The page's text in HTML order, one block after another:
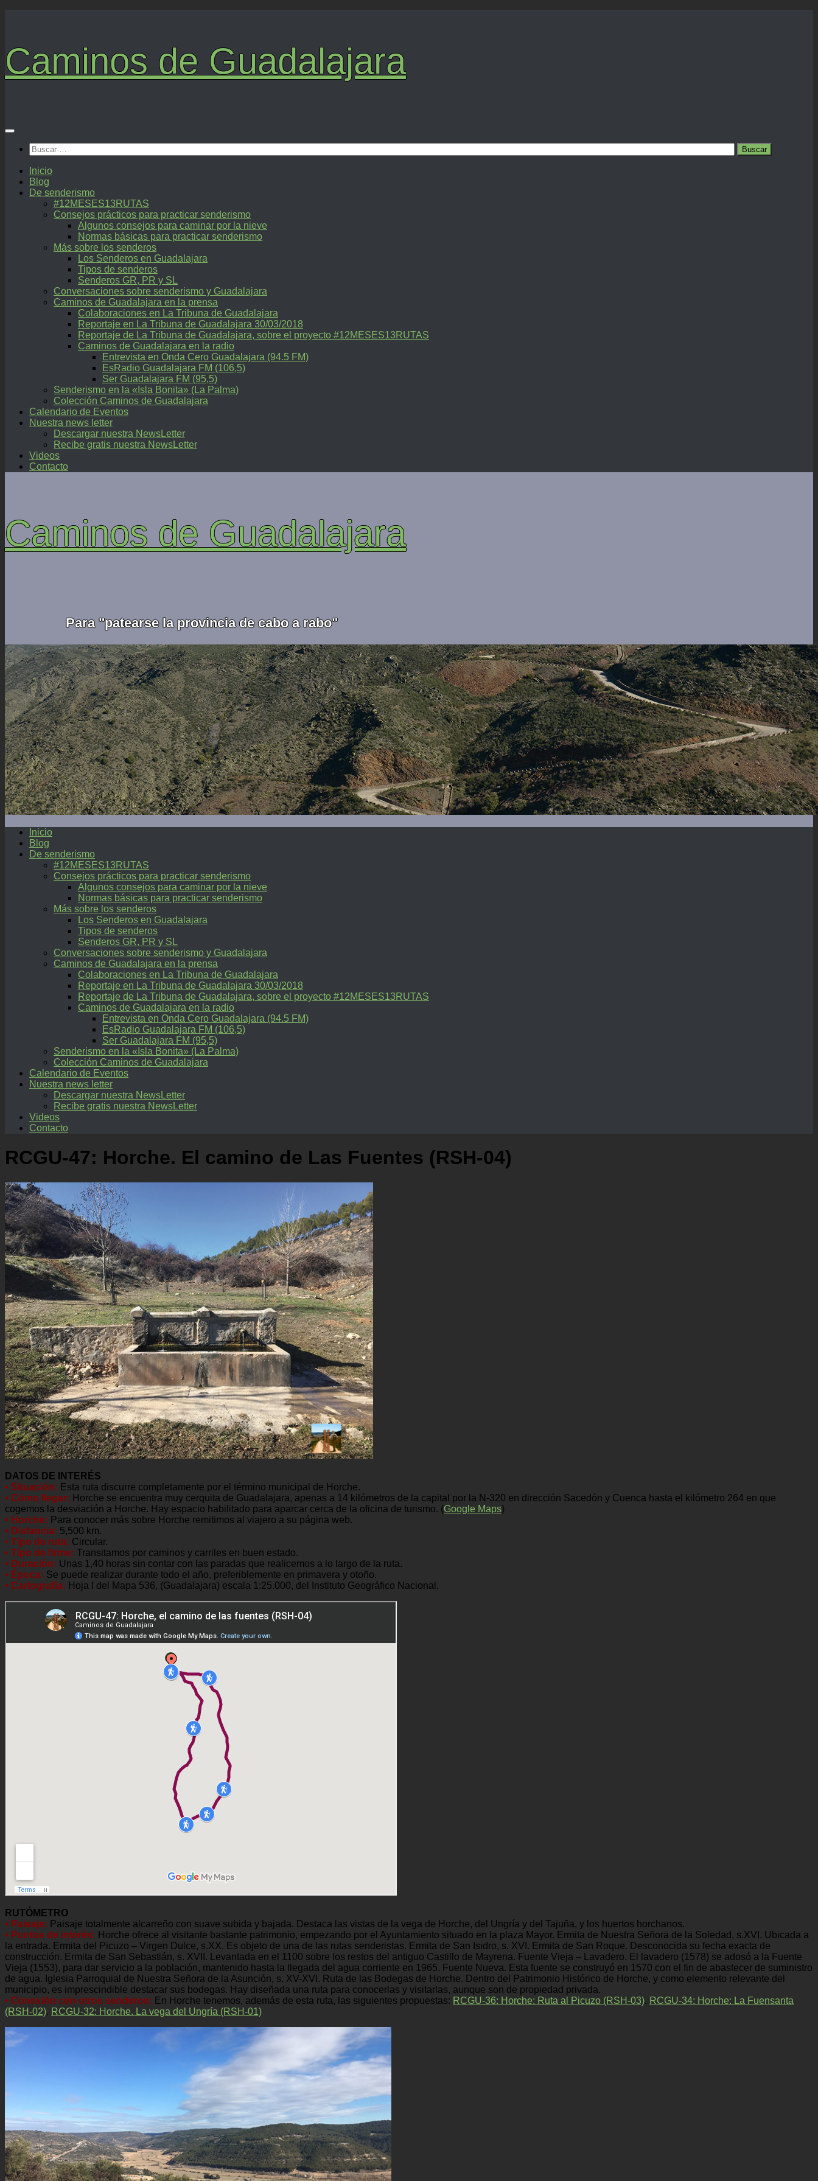
Caminos de Guadalajara
Buscar:
Inicio
Blog
De senderismo
#12MESES13RUTAS
Consejos prácticos para practicar senderismo
Algunos consejos para caminar por la nieve
Normas básicas para practicar senderismo
Más sobre los senderos
Los Senderos en Guadalajara
Tipos de senderos
Senderos GR, PR y SL
Conversaciones sobre senderismo y Guadalajara
Caminos de Guadalajara en la prensa
Colaboraciones en La Tribuna de Guadalajara
Reportaje en La Tribuna de Guadalajara 30/03/2018
Reportaje de La Tribuna de Guadalajara, sobre el proyecto #12MESES13RUTAS
Caminos de Guadalajara en la radio
Entrevista en Onda Cero Guadalajara (94.5 FM)
EsRadio Guadalajara FM (106,5)
Ser Guadalajara FM (95,5)
Senderismo en la «Isla Bonita» (La Palma)
Colección Caminos de Guadalajara
Calendario de Eventos
Nuestra news letter
Descargar nuestra NewsLetter
Recibe gratis nuestra NewsLetter
Videos
Contacto
Caminos de Guadalajara
Para "patearse la provincia de cabo a rabo"
Inicio
Blog
De senderismo
#12MESES13RUTAS
Consejos prácticos para practicar senderismo
Algunos consejos para caminar por la nieve
Normas básicas para practicar senderismo
Más sobre los senderos
Los Senderos en Guadalajara
Tipos de senderos
Senderos GR, PR y SL
Conversaciones sobre senderismo y Guadalajara
Caminos de Guadalajara en la prensa
Colaboraciones en La Tribuna de Guadalajara
Reportaje en La Tribuna de Guadalajara 30/03/2018
Reportaje de La Tribuna de Guadalajara, sobre el proyecto #12MESES13RUTAS
Caminos de Guadalajara en la radio
Entrevista en Onda Cero Guadalajara (94.5 FM)
EsRadio Guadalajara FM (106,5)
Ser Guadalajara FM (95,5)
Senderismo en la «Isla Bonita» (La Palma)
Colección Caminos de Guadalajara
Calendario de Eventos
Nuestra news letter
Descargar nuestra NewsLetter
Recibe gratis nuestra NewsLetter
Videos
Contacto
RCGU-47: Horche. El camino de Las Fuentes (RSH-04)
DATOS DE INTERÉS
• Situación: Esta ruta discurre completamente por el término municipal de Horche.
• Cómo llegar: Horche se encuentra muy cerquita de Guadalajara, apenas a 14 kilómetros de la capital por la N-320 en dirección Sacedón y Cuenca hasta el kilómetro 264 en que
cogemos la desviación a Horche. Hay espacio habilitado para aparcar cerca de la oficina de turismo. (Google Maps)
• Horche: Para conocer más sobre Horche remitimos al viajero a su página web.
• Distancia: 5,500 km.
• Tipo de ruta: Circular.
• Tipo de firme: Transitamos por caminos y carriles en buen estado.
• Duración: Unas 1,40 horas sin contar con las paradas que realicemos a lo largo de la ruta.
• Época: Se puede realizar durante todo el año, preferiblemente en primavera y otoño.
• Cartografía: Hoja I del Mapa 536, (Guadalajara) escala 1:25.000, del Instituto Geográfico Nacional.
RUTÓMETRO
• Paisaje: Paisaje totalmente alcarreño con suave subida y bajada. Destaca las vistas de la vega de Horche, del Ungría y del Tajuña, y los huertos horchanos.
• Puntos de interés: Horche ofrece al visitante bastante patrimonio, empezando por el Ayuntamiento situado en la plaza Mayor. Ermita de Nuestra Señora de la Soledad, s.XVI. Ubicada a
la entrada. Ermita del Picuzo – Virgen Dulce, s.XX. Es objeto de una de las rutas senderistas. Ermita de San Isidro, s. XVI. Ermita de San Roque. Desconocida su fecha exacta de
construcción. Ermita de San Sebastián, s. XVII. Levantada en el 1100 sobre los restos del antiguo Castillo de Mayrena. Fuente Vieja – Lavadero. El lavadero (1578) se adosó a la Fuente
Vieja (1553), para dar servicio a la población, mantenido hasta la llegada del agua corriente en 1965. Fuente Nueva. Esta fuente se construyó en 1570 con el fin de abastecer de suministro
de agua. Iglesia Parroquial de Nuestra Señora de la Asunción, s. XV-XVI. Ruta de las Bodegas de Horche. Dentro del Patrimonio Histórico de Horche, y como elemento relevante del
municipio, es imprescindible destacar sus bodegas. Hay diseñada una ruta para conocerlas y visitarlas, aunque son de propiedad privada.
• Conexión con otros senderos: En Horche tenemos, además de esta ruta, las siguientes propuestas: RCGU-36: Horche: Ruta al Picuzo (RSH-03). RCGU-34: Horche: La Fuensanta
(RSH-02). RCGU-32: Horche. La vega del Ungría (RSH-01)